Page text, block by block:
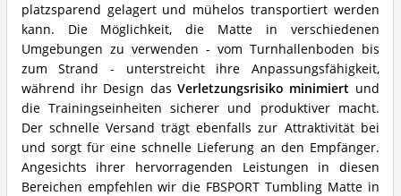
platzsparend gelagert und mühelos transportiert werden
kann. Die Möglichkeit, die Matte in verschiedenen
Umgebungen zu verwenden - vom Turnhallenboden bis
zum Strand - unterstreicht ihre Anpassungsfähigkeit,
während ihr Design dasVerletzungsrisiko minimiert und
die Trainingseinheiten sicherer und produktiver macht.
Der schnelle Versand trägt ebenfalls zur Attraktivität bei
und sorgt für eine schnelle Lieferung an den Empfänger.
Angesichts ihrer hervorragenden Leistungen in diesen
Bereichen empfehlen wir die FBSPORT Tumbling Matte in